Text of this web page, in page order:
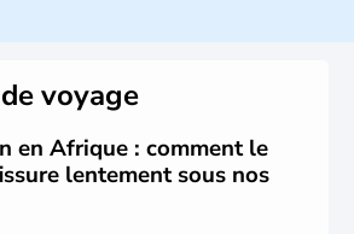
voyage
en Afrique : comment le
lentement sous nos